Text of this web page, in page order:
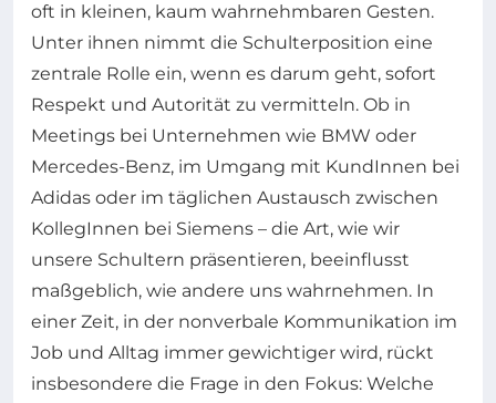
oft in kleinen, kaum wahrnehmbaren Gesten.
Unter ihnen nimmt die Schulterposition eine
zentrale Rolle ein, wenn es darum geht, sofort
Respekt und Autorität zu vermitteln. Ob in
Meetings bei Unternehmen wie BMW oder
Mercedes-Benz, im Umgang mit KundInnen bei
Adidas oder im täglichen Austausch zwischen
KollegInnen bei Siemens – die Art, wie wir
unsere Schultern präsentieren, beeinflusst
maßgeblich, wie andere uns wahrnehmen. In
einer Zeit, in der nonverbale Kommunikation im
Job und Alltag immer gewichtiger wird, rückt
insbesondere die Frage in den Fokus: Welche